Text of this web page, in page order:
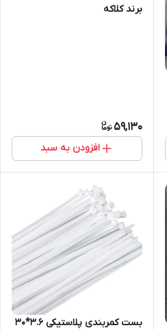
برند کلاکه
59,130
افزودن به سبد
بست کمربندی پلاستیکی 3.6*30